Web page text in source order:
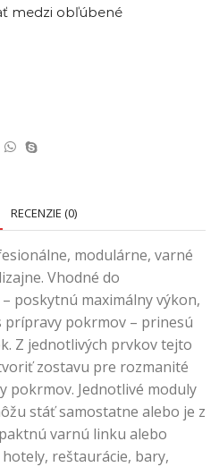
medzi obľúbené
RECENZIE (0)
modulárne, varné
Vhodné do
poskytnú maximálny výkon,
prípravy pokrmov – prinesú
Z jednotlivých prvkov tejto
zostavu pre rozmanité
pokrmov. Jednotlivé moduly
stáť samostatne alebo je z
varnú linku alebo
reštaurácie, bary,